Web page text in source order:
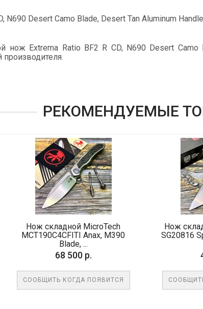
N690 Desert Camo Blade, Desert Tan Aluminum
нож Extrema Ratio BF2 R CD, N690 Desert
производителя.
РЕКОМЕНДУЕМЫЕ
складной MicroTech
Anax, M390
КОГДА ПОЯВИТСЯ
Нож складной
SG20816 Spider
СООБЩИТЬ КОГДА